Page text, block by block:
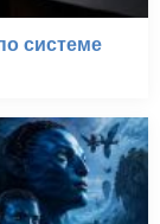
системе